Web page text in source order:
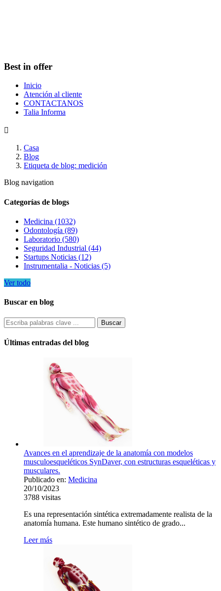
Best in offer
Inicio
Atención al cliente
CONTACTANOS
Talia Informa

Casa
Blog
Etiqueta de blog: medición
Blog navigation
Categorías de blogs
Medicina (1032)
Odontología (89)
Laboratorio (580)
Seguridad Industrial (44)
Startups Noticias (12)
Instrumentalia - Noticias (5)
Ver todo
Buscar en blog
Últimas entradas del blog
Avances en el aprendizaje de la anatomía con modelos
musculoesqueléticos SynDaver, con estructuras esqueléticas y
musculares.
Publicado en: Medicina
20/10/2023
3788 visitas
Es una representación sintética extremadamente realista de la
anatomía humana. Este humano sintético de grado...
Leer más